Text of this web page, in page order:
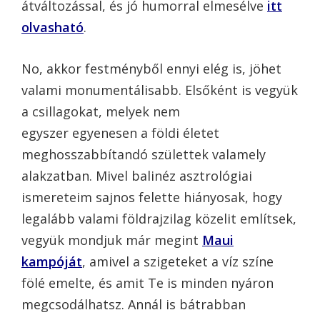
átváltozással, és jó humorral elmesélve itt
olvasható.
No, akkor festményből ennyi elég is, jöhet
valami monumentálisabb. Elsőként is vegyük
a csillagokat, melyek nem
egyszer egyenesen a földi életet
meghosszabbítandó születtek valamely
alakzatban. Mivel balinéz asztrológiai
ismereteim sajnos felette hiányosak, hogy
legalább valami földrajzilag közelit említsek,
vegyük mondjuk már megint Maui
kampóját, amivel a szigeteket a víz színe
fölé emelte, és amit Te is minden nyáron
megcsodálhatsz. Annál is bátrabban